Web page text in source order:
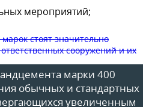
мероприятий;
марки 400
обычных и стандартных
увеличенным